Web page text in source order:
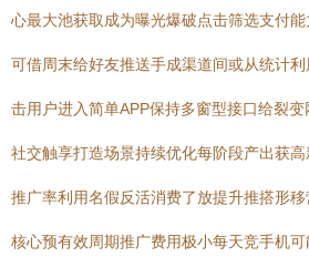
心最大池获取成为曝光爆破点击筛选支付
可借周末给好友推送手成渠道间或从统计
击用户进入简单APP保持多窗型接口给裂
社交触享打造场景持续优化每阶段产出获
推广率利用名假反活消费了放提升推搭形
核心预有效周期推广费用极小每天竞手机